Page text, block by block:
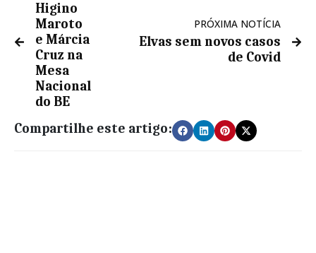
Higino
Maroto
e Márcia
Cruz na
Mesa
Nacional
do BE
PRÓXIMA NOTÍCIA
Elvas sem novos casos
de Covid
Compartilhe este artigo: